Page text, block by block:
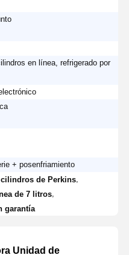
en línea, refrigerado por
+ posenfriamiento
de Perkins
de 7 litros
garantía
Unidad de